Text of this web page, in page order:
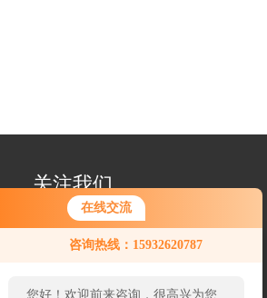
在线交流
咨询热线：15932620787
您好！欢迎前来咨询，很高兴为您
关注我们